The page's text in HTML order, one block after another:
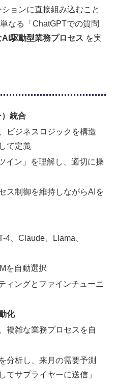
ョンに直接組み込むこと
なる「ChatGPTでの質問
駆動型業務プロセス を実
統合
ビジネスロジックを構造
て定義
イン」を理解し、適切に操
ス制御を維持しながらAIを
4、Claude、Llama、
を自動選択
ィングとファインチューニ
化
複雑な業務プロセスを自
分析し、来月の需要予測
てサプライヤーに送信」